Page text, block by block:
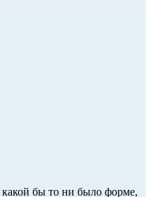
какой бы то ни было форме,